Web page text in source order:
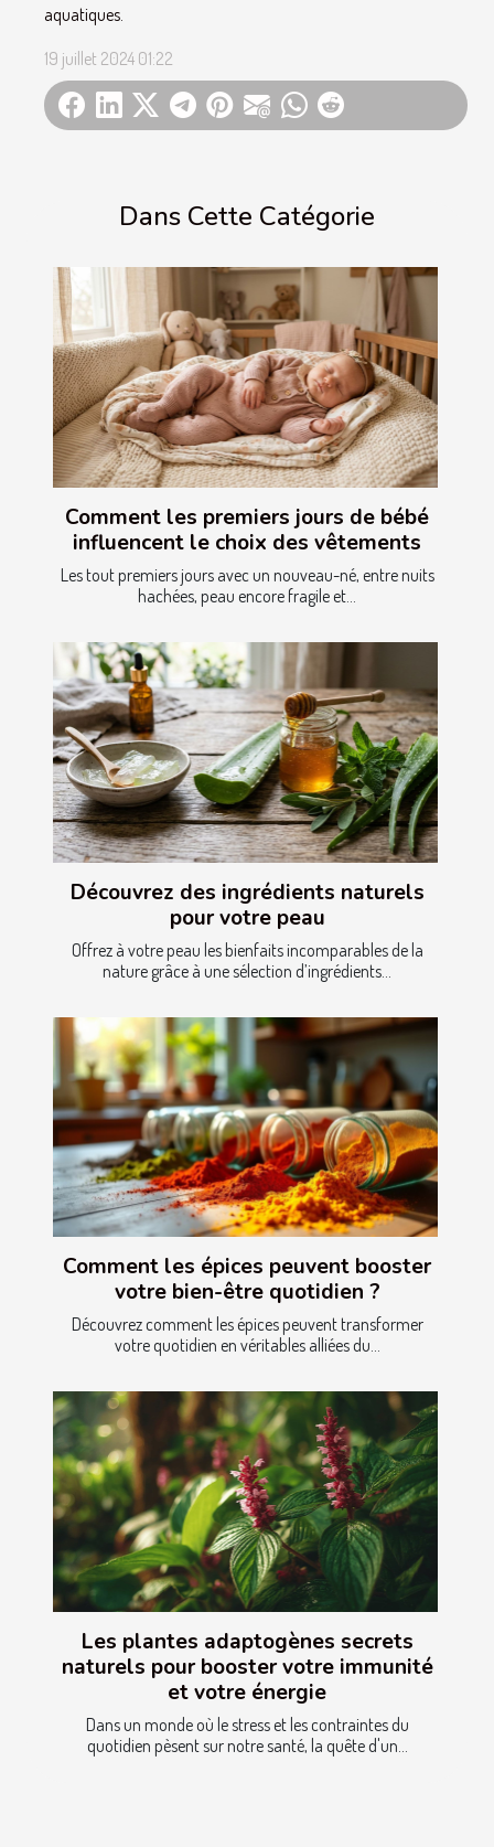
Dans Cette Catégorie
Comment les premiers jours de bébé
influencent le choix des vêtements
Les tout premiers jours avec un nouveau-né, entre nuits
hachées, peau encore fragile et...
Découvrez des ingrédients naturels
pour votre peau
Offrez à votre peau les bienfaits incomparables de la
nature grâce à une sélection d’ingrédients...
Comment les épices peuvent booster
votre bien-être quotidien ?
Découvrez comment les épices peuvent transformer
votre quotidien en véritables alliées du...
Les plantes adaptogènes secrets
naturels pour booster votre immunité
et votre énergie
Dans un monde où le stress et les contraintes du
quotidien pèsent sur notre santé, la quête d'un...
aquatiques.
19 juillet 2024 01:22